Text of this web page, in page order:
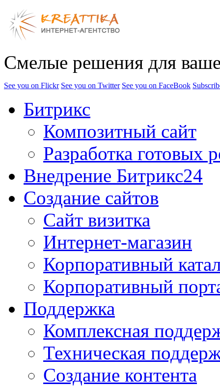
Смелые решения для
See you on Flickr See you on Twitter See you on FaceBook
Битрикс
Композитный сайт
Разработка готовых
Внедрение Битрикс24
Создание сайтов
Сайт визитка
Интернет-магазин
Корпоративный
Корпоративный
Поддержка
Комплексная
Техническая
Создание контента